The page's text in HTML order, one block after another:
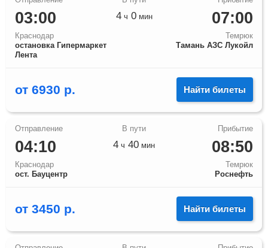
03:00
Краснодар
остановка Гипермаркет
Лента
07:00
Темрюк
Тамань АЗС Лукойл
4ч 0мин
от 6930 р. Найти билеты
04:10
Краснодар
ост. Бауцентр
08:50
Темрюк
Роснефть
4 ч 40 мин
от 3450 р. Найти билеты